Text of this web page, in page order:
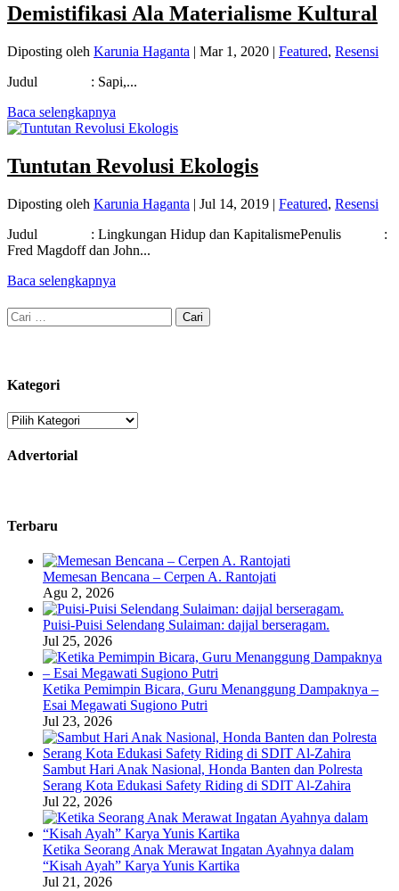
Demistifikasi Ala Materialisme Kultural
Diposting oleh Karunia Haganta | Mar 1, 2020 | Featured, Resensi
Judul : Sapi,...
Baca selengkapnya
Tuntutan Revolusi Ekologis
Diposting oleh Karunia Haganta | Jul 14, 2019 | Featured, Resensi
Judul : Lingkungan Hidup dan KapitalismePenulis :
Fred Magdoff dan John...
Baca selengkapnya
Cari
untuk:
Kategori
Kategori
Advertorial
Terbaru
Memesan Bencana – Cerpen A. Rantojati
Agu 2, 2026
Puisi-Puisi Selendang Sulaiman: dajjal berseragam.
Jul 25, 2026
Ketika Pemimpin Bicara, Guru Menanggung Dampaknya –
Esai Megawati Sugiono Putri
Jul 23, 2026
Sambut Hari Anak Nasional, Honda Banten dan Polresta
Serang Kota Edukasi Safety Riding di SDIT Al-Zahira
Jul 22, 2026
Ketika Seorang Anak Merawat Ingatan Ayahnya dalam
“Kisah Ayah” Karya Yunis Kartika
Jul 21, 2026